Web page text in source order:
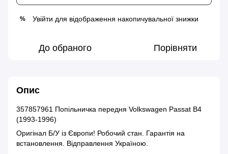
% Увійти для відображення накопичувальної знижки
До обраного Порівняти
Опис
357857961 Попільничка передня Volkswagen Passat B4
(1993-1996)
Оригінал Б/У із Європи! Робочий стан. Гарантія на
встановлення. Відправлення Україною.